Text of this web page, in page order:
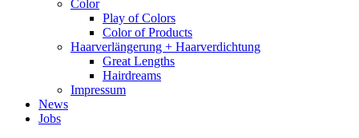
Color
Play of Colors
Color of Products
Haarverlängerung + Haarverdichtung
Great Lengths
Hairdreams
Impressum
News
Jobs